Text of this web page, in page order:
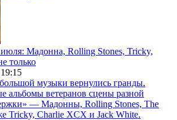
Мадонна, Rolling Stones, Tricky,
только
19:15
музыки вернулись гранды.
альбомы ветеранов сцены разной
— Мадонны, Rolling Stones, The
Tricky, Charlie XCX и Jack White.